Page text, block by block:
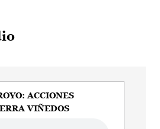
ACCIONES
VIÑEDOS